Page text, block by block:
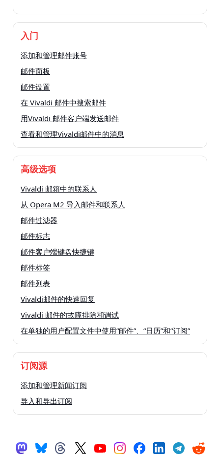
入门
添加和管理邮件账号
邮件面板
邮件设置
在 Vivaldi 邮件中搜索邮件
用Vivaldi 邮件客户端发送邮件
查看和管理Vivaldi邮件中的消息
高级选项
Vivaldi 邮箱中的联系人
从 Opera M2 导入邮件和联系人
邮件过滤器
邮件标志
邮件客户端键盘快捷键
邮件标签
邮件列表
Vivaldi邮件的快速回复
Vivaldi 邮件的故障排除和调试
在单独的用户配置文件中使用“邮件”、“日历”和“订阅”
订阅源
添加和管理新闻订阅
导入和导出订阅